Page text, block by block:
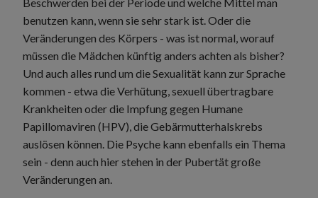
benutzen kann, wenn sie sehr stark ist. Oder die
Veränderungen des Körpers - was ist normal, worauf
müssen die Mädchen künftig anders achten als bisher?
Und auch alles rund um die Sexualität kann zur Sprache
kommen - etwa die Verhütung, sexuell übertragbare
Krankheiten oder die Impfung gegen Humane
Papillomaviren (HPV), die Gebärmutterhalskrebs
auslösen können. Die Psyche kann ebenfalls ein Thema
sein - denn auch hier stehen in der Pubertät große
Veränderungen an.